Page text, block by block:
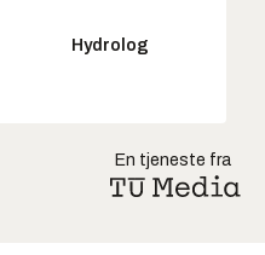
Hydrolog
En tjeneste fra